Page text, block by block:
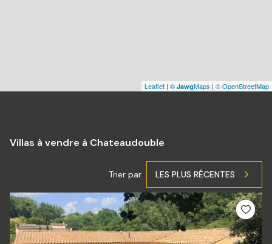
Leaflet | © JawgMaps | © OpenStreetMap
Villas à vendre à Chateaudouble
Trier par LES PLUS RÉCENTES